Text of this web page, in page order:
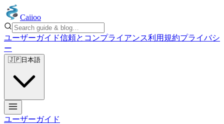
Caiioo
ユーザーガイド信頼とコンプライアンス利用規約プライバシ
ー
🇯🇵日本語
ユーザーガイド